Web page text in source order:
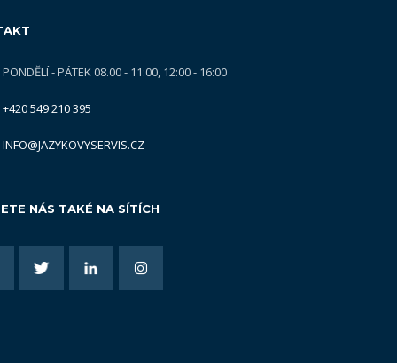
PONDĚLÍ - PÁTEK 08.00 - 11:00, 12:00 - 16:00
+420 549 210 395
INFO@JAZYKOVYSERVIS.CZ
NÁS TAKÉ NA SÍTÍCH